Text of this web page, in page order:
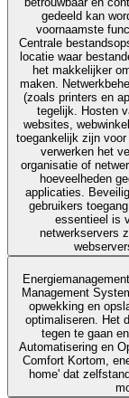
gedeeld kan
voornaamste
Centrale
locatie waar
het makkelijker
maken.
(zoals printers en
tegelijk. Hosten
websites,
toegankelijk zijn
verwerken het
organisatie of
hoeveelheden
applicaties.
gebruikers
essentieel is
netwerkservers
Management
opwekking en
optimaliseren. Het
tegen te gaan en
Automatisering en
Comfort Kortom,
home' dat